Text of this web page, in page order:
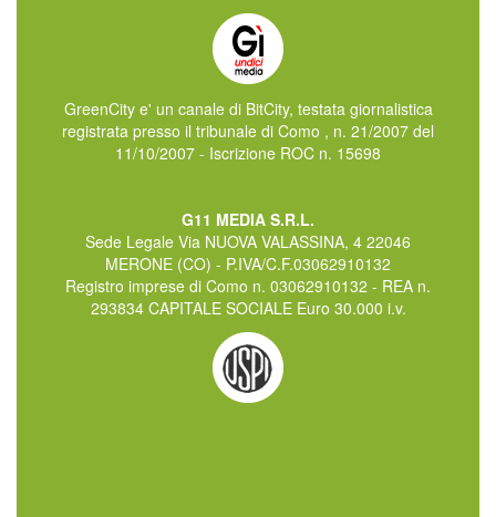
GreenCity e' un canale di BitCity, testata giornalistica
registrata presso il tribunale di Como , n. 21/2007 del
11/10/2007 - Iscrizione ROC n. 15698
G11 MEDIA S.R.L.
Sede Legale Via NUOVA VALASSINA, 4 22046
MERONE (CO) - P.IVA/C.F.03062910132
Registro imprese di Como n. 03062910132 - REA n.
293834 CAPITALE SOCIALE Euro 30.000 i.v.